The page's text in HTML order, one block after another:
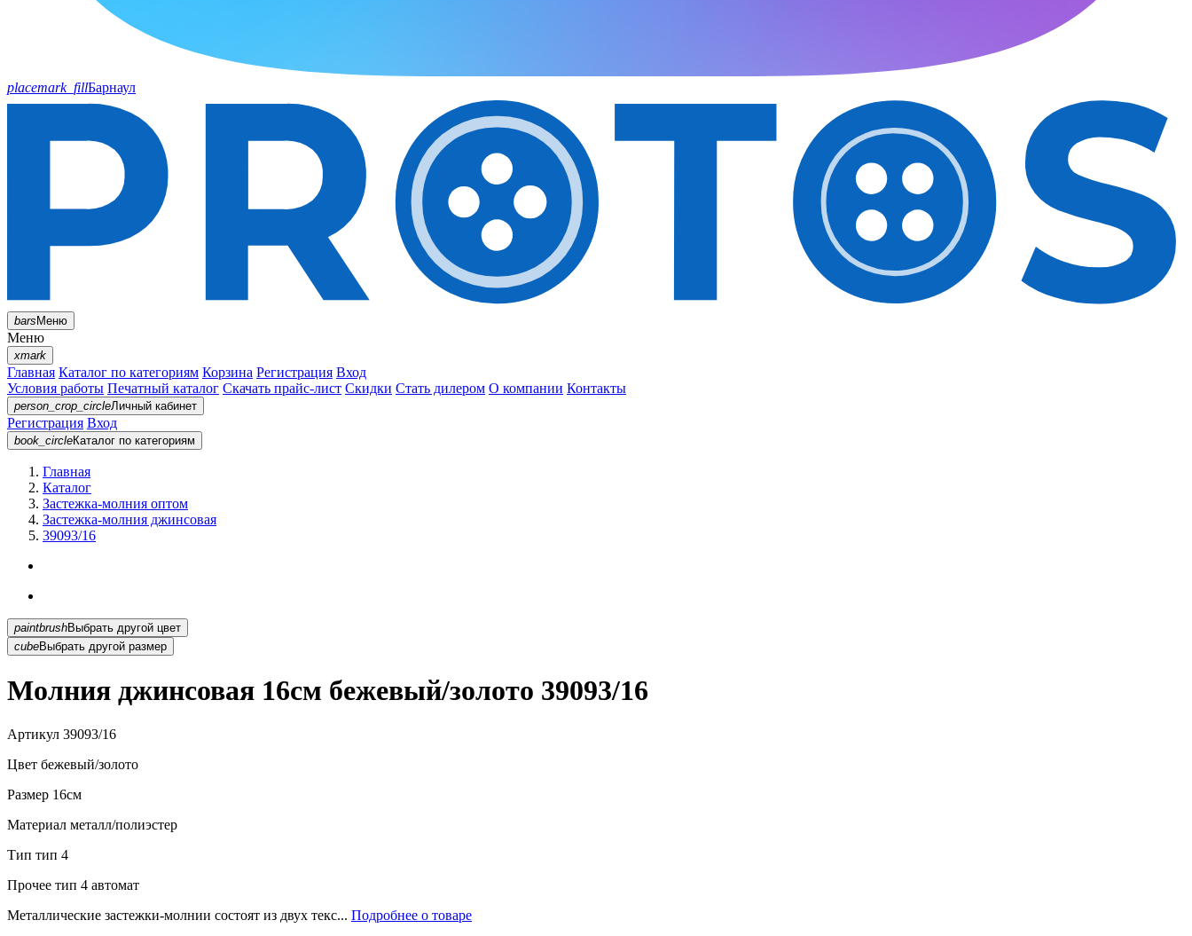
placemark_fillБарнаул
barsМеню
Меню
xmark
Главная Каталог по категориям Корзина Регистрация Вход
Условия работы Печатный каталог Скачать прайс-лист Скидки Стать дилером О компании Контакты
person_crop_circleЛичный кабинет
Регистрация Вход
book_circleКаталог по категориям
Главная
Каталог
Застежка-молния оптом
Застежка-молния джинсовая
39093/16
paintbrush
Выбрать другой цвет
cubeВыбрать другой размер
Молния джинсовая 16см бежевый/золото 39093/16
Артикул 39093/16
Цвет бежевый/золото
Размер 16см
Материал металл/полиэстер
Тип тип 4
Прочее тип 4 автомат
Металлические застежки-молнии состоят из двух текс... Подробнее о товаре